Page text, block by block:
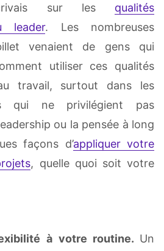
sur les qualités
leader. Les nombreuses
venaient de gens qui
utiliser ces qualités
travail, surtout dans les
qui ne privilégient pas
ou la pensée à long
façons d’appliquer votre
, quelle quoi soit votre
à votre routine. Un